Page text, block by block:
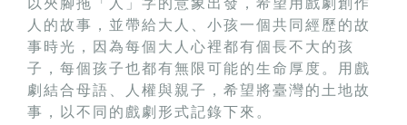
以夾腳拖「人」字的意象出發，希望用戲劇創作
人的故事，並帶給大人、小孩一個共同經歷的故
事時光，因為每個大人心裡都有個長不大的孩
子，每個孩子也都有無限可能的生命厚度。用戲
劇結合母語、人權與親子，希望將臺灣的土地故
事，以不同的戲劇形式記錄下來。